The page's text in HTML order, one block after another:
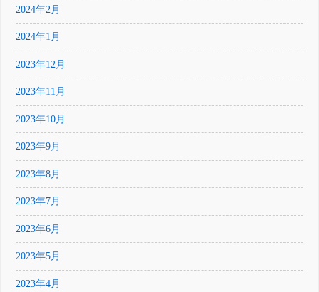
2024年2月
2024年1月
2023年12月
2023年11月
2023年10月
2023年9月
2023年8月
2023年7月
2023年6月
2023年5月
2023年4月